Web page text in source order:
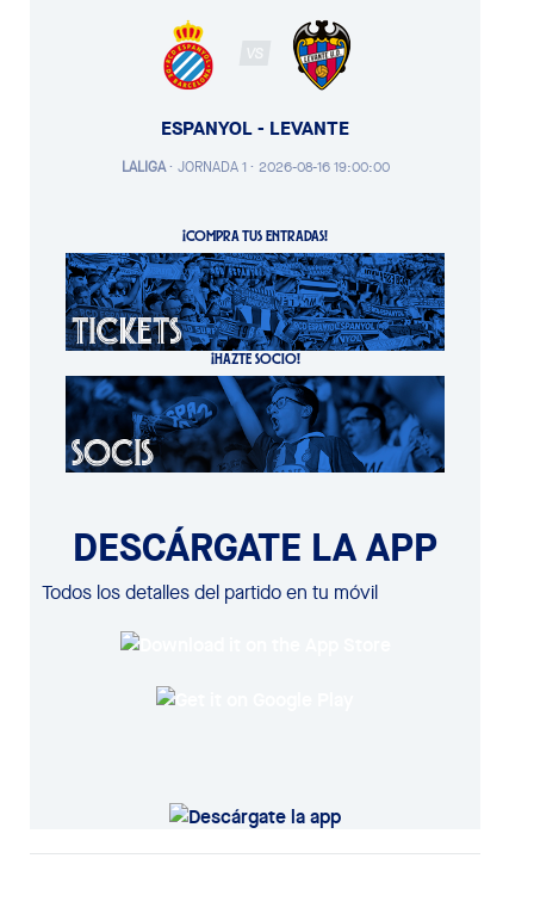
VS
ESPANYOL - LEVANTE
LALIGA· JORNADA 1 · 2026-08-16 19:00:00
¡COMPRA TUS ENTRADAS!
¡HAZTE SOCIO!
DESCÁRGATE LA APP
Todos los detalles del partido en tu móvil